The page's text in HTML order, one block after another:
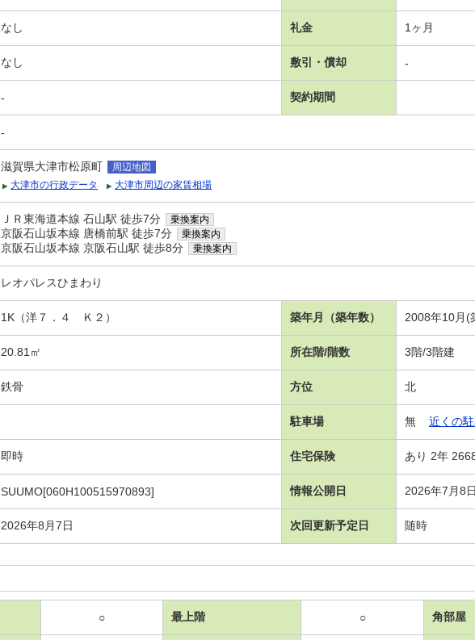
なし 礼金 1ヶ月
なし 敷引・償却 -
- 契約期間
-
滋賀県大津市松原町
周辺地図
大津市の行政データ
大津市周辺の家賃相場
ＪＲ東海道本線 石山駅 徒歩7分 乗換案内
京阪石山坂本線 唐橋前駅 徒歩7分 乗換案内
京阪石山坂本線 京阪石山駅 徒歩8分 乗換案内
レオパレスひまわり
1K（洋７．４ Ｋ２） 築年月（築年数） 2008年10月(
20.81㎡ 所在階/階数 3階/3階建
鉄骨 方位 北
駐車場 無 近くの
即時 住宅保険 あり 2年
SUUMO[060H100515970893] 情報公開日 2026年7月8日
2026年8月7日 次回更新予定日 随時
○ 最上階 ○ 角部屋